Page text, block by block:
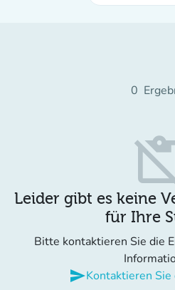
0
Leider gibt es keine
für Ihre
Bitte kontaktieren Sie die
sendKontaktieren